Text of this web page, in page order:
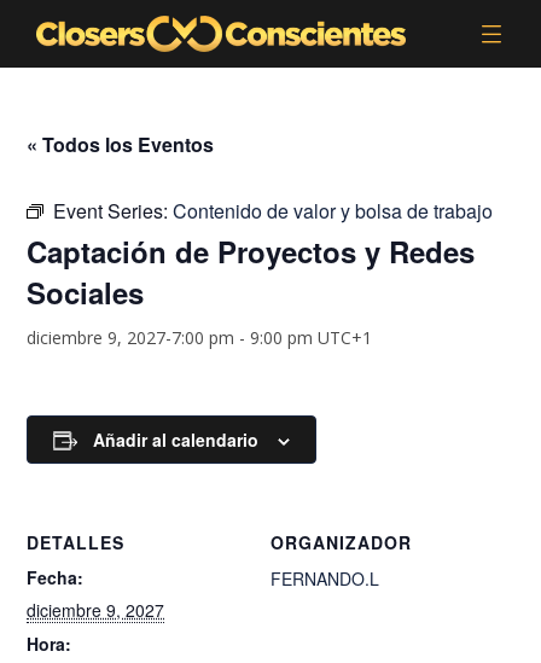
« Todos los Eventos
Event Series:Contenido de valor y bolsa de trabajo
Captación de Proyectos y Redes
Sociales
diciembre 9, 2027-7:00 pm -9:00 pm UTC+1
Añadir al calendario
DETALLES
Fecha:
diciembre 9, 2027
Hora:
ORGANIZADOR
FERNANDO.L